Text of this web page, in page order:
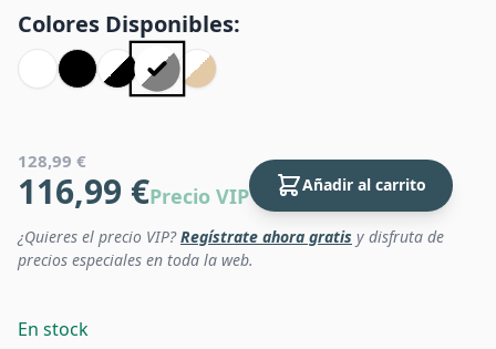
Colores Disponibles:
128,99 €
116,99 €Precio VIP Añadir al carrito
¿Quieres el precio VIP?Regístrate ahora gratis y disfruta de
precios especiales en toda la web.
En stock